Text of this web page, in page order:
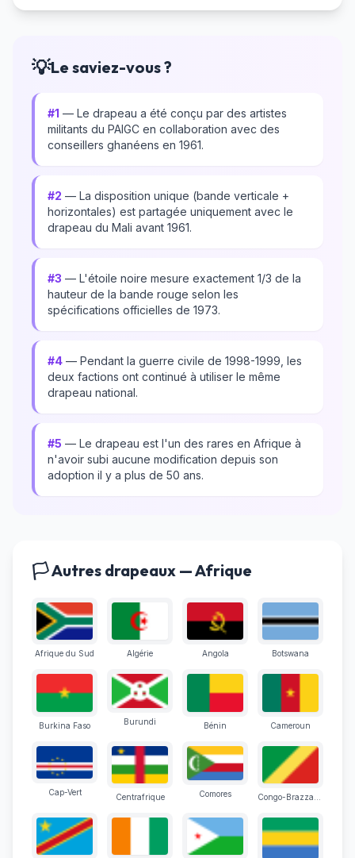
💡Le saviez-vous ?
#1 — Le drapeau a été conçu par des artistes
militants du PAIGC en collaboration avec des
conseillers ghanéens en 1961.
#2 — La disposition unique (bande verticale +
horizontales) est partagée uniquement avec le
drapeau du Mali avant 1961.
#3 — L'étoile noire mesure exactement 1/3 de la
hauteur de la bande rouge selon les
spécifications officielles de 1973.
#4 — Pendant la guerre civile de 1998-1999, les
deux factions ont continué à utiliser le même
drapeau national.
#5 — Le drapeau est l'un des rares en Afrique à
n'avoir subi aucune modification depuis son
adoption il y a plus de 50 ans.
🏳️ Autres drapeaux — Afrique
Afrique du Sud Algérie Angola Botswana
Burkina Faso Burundi Bénin Cameroun
Cap-Vert Centrafrique Comores